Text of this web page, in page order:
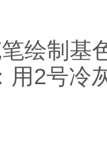
制基色
用2号冷